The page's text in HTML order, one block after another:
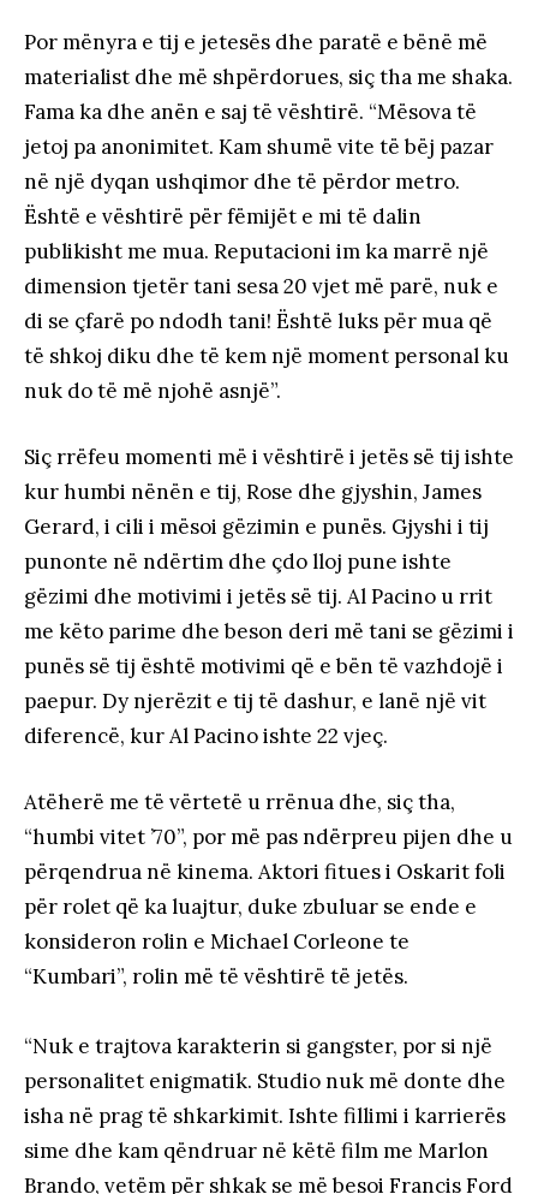
Por mënyra e tij e jetesës dhe paratë e bënë më
materialist dhe më shpërdorues, siç tha me shaka.
Fama ka dhe anën e saj të vështirë. “Mësova të
jetoj pa anonimitet. Kam shumë vite të bëj pazar
në një dyqan ushqimor dhe të përdor metro.
Është e vështirë për fëmijët e mi të dalin
publikisht me mua. Reputacioni im ka marrë një
dimension tjetër tani sesa 20 vjet më parë, nuk e
di se çfarë po ndodh tani! Është luks për mua që
të shkoj diku dhe të kem një moment personal ku
nuk do të më njohë asnjë”.
Siç rrëfeu momenti më i vështirë i jetës së tij ishte
kur humbi nënën e tij, Rose dhe gjyshin, James
Gerard, i cili i mësoi gëzimin e punës. Gjyshi i tij
punonte në ndërtim dhe çdo lloj pune ishte
gëzimi dhe motivimi i jetës së tij. Al Pacino u rrit
me këto parime dhe beson deri më tani se gëzimi i
punës së tij është motivimi që e bën të vazhdojë i
paepur. Dy njerëzit e tij të dashur, e lanë një vit
diferencë, kur Al Pacino ishte 22 vjeç.
Atëherë me të vërtetë u rrënua dhe, siç tha,
“humbi vitet ’70”, por më pas ndërpreu pijen dhe u
përqendrua në kinema. Aktori fitues i Oskarit foli
për rolet që ka luajtur, duke zbuluar se ende e
konsideron rolin e Michael Corleone te
“Kumbari”, rolin më të vështirë të jetës.
“Nuk e trajtova karakterin si gangster, por si një
personalitet enigmatik. Studio nuk më donte dhe
isha në prag të shkarkimit. Ishte fillimi i karrierës
sime dhe kam qëndruar në këtë film me Marlon
Brando, vetëm për shkak se më besoi Francis Ford